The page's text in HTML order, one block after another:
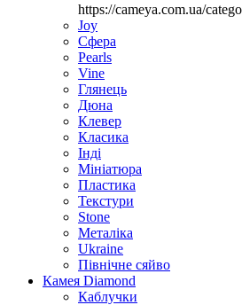
https://cameya.com.ua/
Joy
Сфера
Pearls
Vine
Глянець
Дюна
Клевер
Класика
Інді
Мініатюра
Пластика
Текстури
Stone
Металіка
Ukraine
Північне сяйво
Камея Diamond
Каблучки